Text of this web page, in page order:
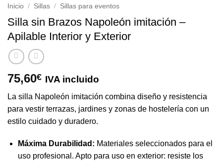
Inicio / Sillas / Sillas para eventos
Silla sin Brazos Napoleón imitación –
Apilable Interior y Exterior
75,60€ IVA incluido
La silla Napoleón imitación combina diseño y resistencia
para vestir terrazas, jardines y zonas de hostelería con un
estilo cuidado y duradero.
Máxima Durabilidad: Materiales seleccionados para el
uso profesional. Apto para uso en exterior: resiste los